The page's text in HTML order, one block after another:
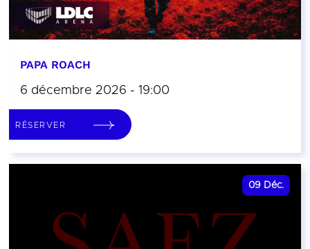
PAPA ROACH
6 décembre 2026 - 19:00
RÉSERVER
09 Déc.